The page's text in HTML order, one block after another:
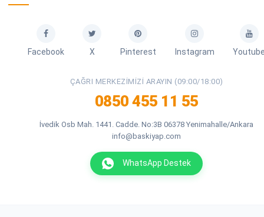
Facebook X Pinterest Instagram
ÇAĞRI MERKEZIMIZI ARAYIN (09:00/18:00)
0850 455 11 55
İvedik Osb Mah. 1441. Cadde. No:3B 06378 Yenimahalle/Ankara
info@baskiyap.com
WhatsApp Destek